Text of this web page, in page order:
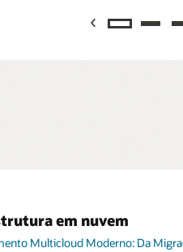
em nuvem
Multicloud Moderno: Da
é Patrocinadora Premier do Oracle